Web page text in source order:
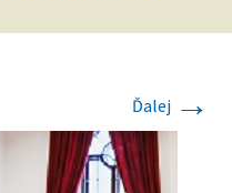
Ďalej →